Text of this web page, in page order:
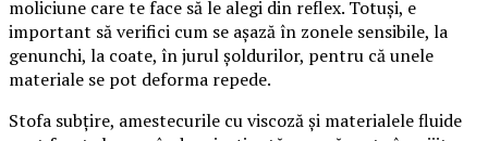
moliciune care te face să le alegi din reflex. Totuși, e
important să verifici cum se așază în zonele sensibile, la
genunchi, la coate, în jurul șoldurilor, pentru că unele
materiale se pot deforma repede.
Stofa subțire, amestecurile cu viscoză și materialele fluide